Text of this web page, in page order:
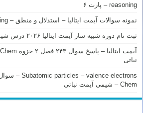
reasoning – پارت ۶
نمونه سوالات آیمت ایتالیا – استدلال و منطق – Logical reasoning – پارت ۵
ثبت نام دوره شبیه ساز آیمت ایتالیا ۲۰۲۶ درس شیمی IMAT استاد نباتی
نباتی
Chem – شیمی آیمت نباتی